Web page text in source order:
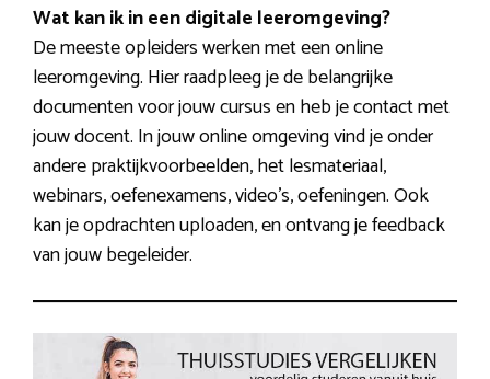
Wat kan ik in een digitale leeromgeving?
De meeste opleiders werken met een online
leeromgeving. Hier raadpleeg je de belangrijke
documenten voor jouw cursus en heb je contact met
jouw docent. In jouw online omgeving vind je onder
andere praktijkvoorbeelden, het lesmateriaal,
webinars, oefenexamens, video’s, oefeningen. Ook
kan je opdrachten uploaden, en ontvang je feedback
van jouw begeleider.